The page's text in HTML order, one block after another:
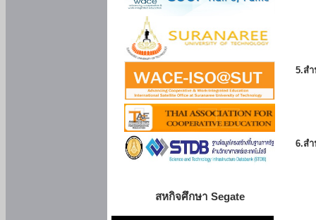
สหกิจศึกษา Segate
5.ส
6.ส